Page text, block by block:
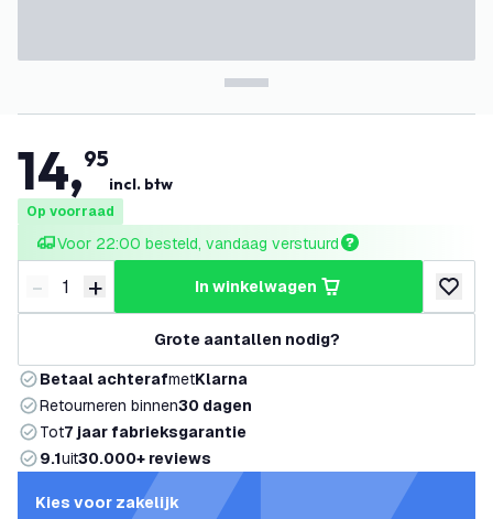
14,95
incl. btw
Op voorraad
Voor 22:00 besteld, vandaag verstuurd
Verminder hoeveelheid
- Verhoog hoeveelheid
+ in winkelwagen
Grote aantallen nodig?
Betaal achterafmetKlarna
Retourneren binnen30 dagen
Tot7 jaar fabrieksgarantie
9.1uit30.000+ reviews
Kies voor zakelijk